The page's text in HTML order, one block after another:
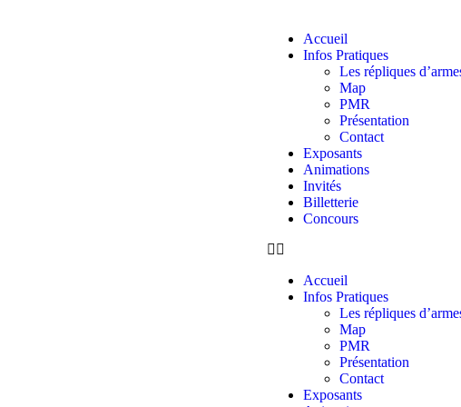
Accueil
Infos Pratiques
Les répliques
Map
PMR
Présentation
Contact
Exposants
Animations
Invités
Billetterie
Concours
Accueil
Infos Pratiques
Les répliques
Map
PMR
Présentation
Contact
Exposants